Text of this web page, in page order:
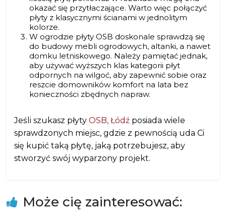
okazać się przytłaczające. Warto więc połączyć
płyty z klasycznymi ścianami w jednolitym
kolorze.
W ogrodzie płyty OSB doskonale sprawdzą się
do budowy mebli ogrodowych, altanki, a nawet
domku letniskowego. Należy pamiętać jednak,
aby używać wyższych klas kategorii płyt
odpornych na wilgoć, aby zapewnić sobie oraz
reszcie domowników komfort na lata bez
konieczności zbędnych napraw.
Jeśli szukasz płytyOSB, Łódź posiada wiele
sprawdzonych miejsc, gdzie z pewnością uda Ci
się kupić taką płytę, jaką potrzebujesz, aby
stworzyć swój wyparzony projekt.
Może cię zainteresować: